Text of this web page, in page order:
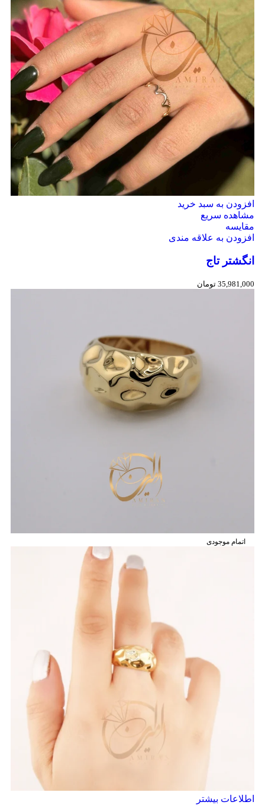
افزودن به سبد خرید
مشاهده سریع
مقایسه
افزودن به علاقه مندی
انگشتر تاج
35,981,000 تومان
اتمام موجودی
اطلاعات بیشتر